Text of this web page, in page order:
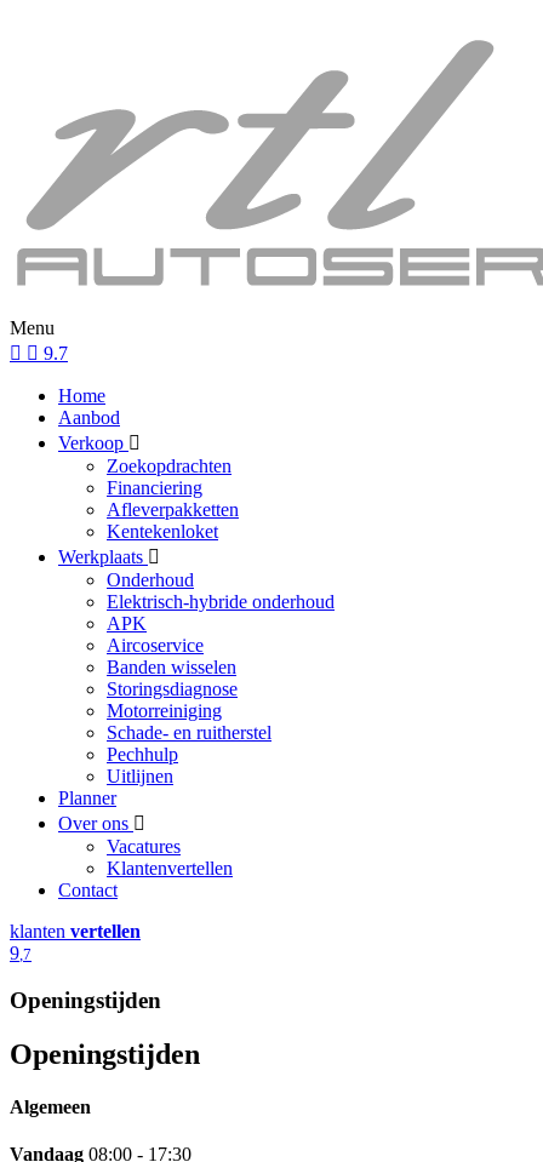
Menu
9.7
Home
Aanbod
Verkoop
Zoekopdrachten
Financiering
Afleverpakketten
Kentekenloket
Werkplaats
Onderhoud
Elektrisch-hybride onderhoud
APK
Aircoservice
Banden wisselen
Storingsdiagnose
Motorreiniging
Schade- en ruitherstel
Pechhulp
Uitlijnen
Planner
Over ons
Vacatures
Klantenvertellen
Contact
klanten vertellen
9,7
Openingstijden
Openingstijden
Algemeen
Vandaag 08:00 - 17:30